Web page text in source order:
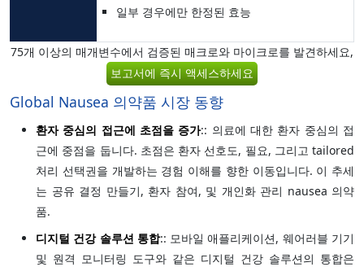
일부 경우에만 한정된 효능
75개 이상의 매개변수에서 검증된 매크로와 마이크로를 발견하세요,
보고서에 즉시 액세스하세요
Global Nausea 의약품 시장 동향
환자 중심의 접근에 초점을 증가:: 의료에 대한 환자 중심의 접
근에 중점을 둡니다. 초점은 환자 선호도, 필요, 그리고 tailored
처리 선택권을 개발하는 경험 이해를 향한 이동입니다. 이 추세
는 공유 결정 만들기, 환자 참여, 및 개인화 관리 nausea 의약
품.
디지털 건강 솔루션 통합:: 모바일 애플리케이션, 웨어러블 기기
및 원격 모니터링 도구와 같은 디지털 건강 솔루션의 통합은